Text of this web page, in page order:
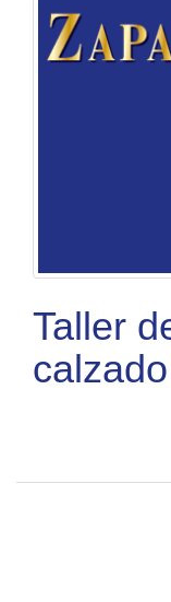
Taller